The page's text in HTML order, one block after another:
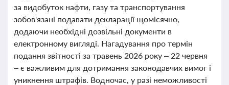
за видобуток нафти, газу та транспортування
зобов'язані подавати декларації щомісячно,
додаючи необхідні дозвільні документи в
електронному вигляді. Нагадування про термін
подання звітності за травень 2026 року – 22 червня
– є важливим для дотримання законодавчих вимог і
уникнення штрафів. Водночас, у разі неможливості